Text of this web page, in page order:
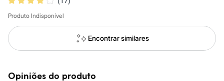
A partir de 60% off
Feminino
Em alta
Inverno
Alfaiataria
Novidades
Básicos
Produto Indisponível
Encontrar similares
Opiniões do produto